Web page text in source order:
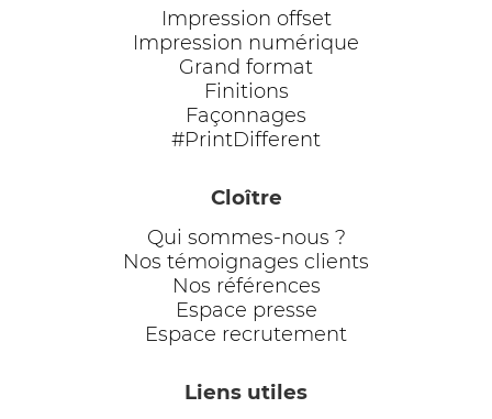
Impression offset
Impression numérique
Grand format
Finitions
Façonnages
#PrintDifferent
Cloître
Qui sommes-nous ?
Nos témoignages clients
Nos références
Espace presse
Espace recrutement
Liens utiles